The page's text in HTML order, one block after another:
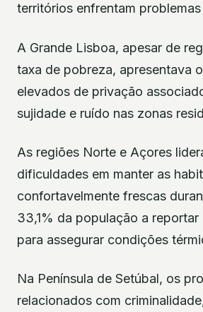
territórios enfrentam
A Grande Lisboa, apesar de
taxa de pobreza, apresentava
elevados de privação
sujidade e ruído nas zonas
As regiões Norte e Açores
dificuldades em manter as
confortavelmente frescas
33,1% da população a
para assegurar condições
Na Península de Setúbal, os
relacionados com